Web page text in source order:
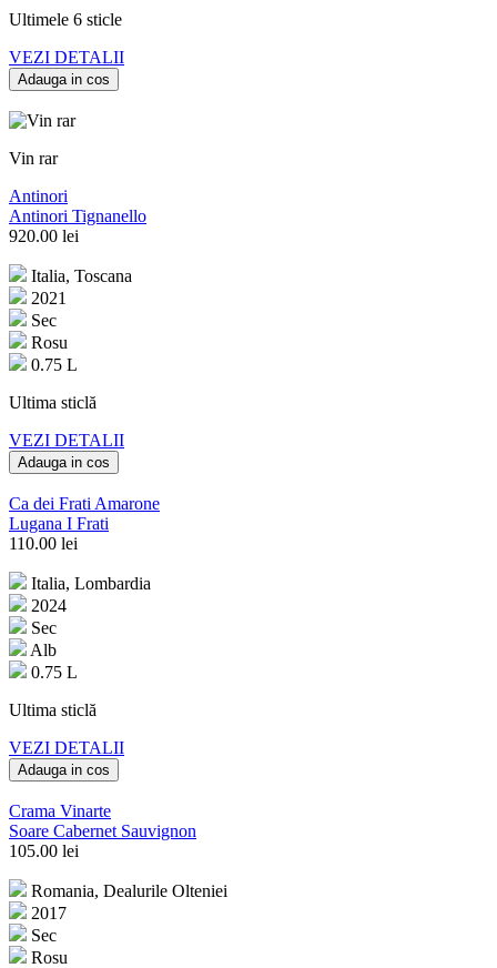
Ultimele 6 sticle
VEZI DETALII
Adauga in cos
Vin rar
Antinori
Antinori Tignanello
920.00 lei
Italia, Toscana
2021
Sec
Rosu
0.75 L
Ultima sticlă
VEZI DETALII
Adauga in cos
Ca dei Frati Amarone
Lugana I Frati
110.00 lei
Italia, Lombardia
2024
Sec
Alb
0.75 L
Ultima sticlă
VEZI DETALII
Adauga in cos
Crama Vinarte
Soare Cabernet Sauvignon
105.00 lei
Romania, Dealurile Olteniei
2017
Sec
Rosu